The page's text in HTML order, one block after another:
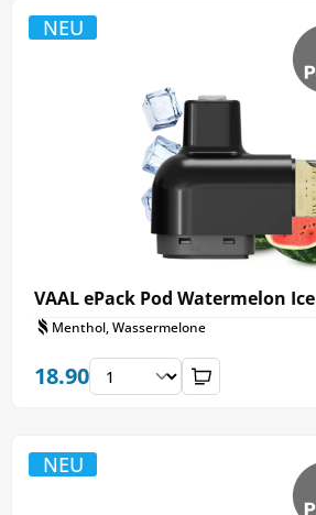
VAAL ePack Pod Watermelon Ice
Menthol, Wassermelone
18.90
NEU
NEU